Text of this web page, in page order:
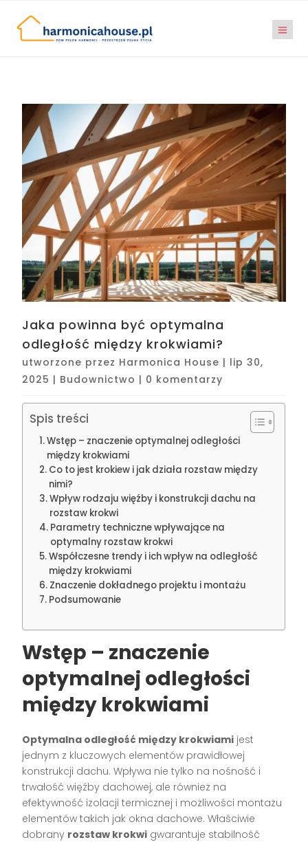
Jaka powinna być optymalna
odległość między krokwiami?
utworzone przez Harmonica House | lip 30,
2025 | Budownictwo | 0 komentarzy
Spis treści
Wstęp – znaczenie optymalnej odległości
między krokwiami
Co to jest krokiew i jak działa rozstaw między
nimi?
Wpływ rodzaju więźby i konstrukcji dachu na
rozstaw krokwi
Parametry techniczne wpływające na
optymalny rozstaw krokwi
Współczesne trendy i ich wpływ na odległość
między krokwiami
Znaczenie dokładnego projektu i montażu
Podsumowanie
Wstęp – znaczenie
optymalnej odległości
między krokwiami
Optymalna odległość między krokwiami jest
jednym z kluczowych elementów prawidłowej
konstrukcji dachu. Wpływa nie tylko na nośność i
trwałość więźby dachowej, ale również na
efektywność izolacji termicznej i możliwości montażu
elementów takich jak okna dachowe. Właściwie
dobrany rozstaw krokwi gwarantuje stabilność